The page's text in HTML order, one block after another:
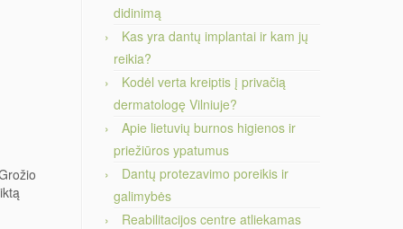
didinimą
Kas yra dantų implantai ir kam jų
reikia?
Kodėl verta kreiptis į privačią
dermatologę Vilniuje?
Apie lietuvių burnos higienos ir
priežiūros ypatumus
Dantų protezavimo poreikis ir
galimybės
Reabilitacijos centre atliekamas